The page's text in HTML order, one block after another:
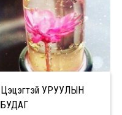
Цэцэгтэй УРУУЛЫН
БУДАГ